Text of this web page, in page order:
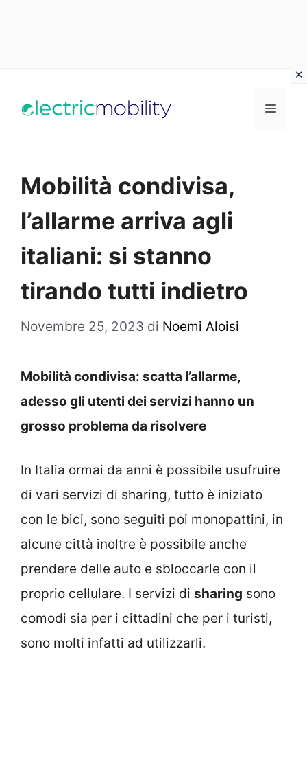
Menu
Mobilità condivisa,
l’allarme arriva agli
italiani: si stanno
tirando tutti indietro
Novembre 25, 2023 di Noemi Aloisi
Mobilità condivisa: scatta l’allarme,
adesso gli utenti dei servizi hanno un
grosso problema da risolvere
In Italia ormai da anni è possibile usufruire
di vari servizi di sharing, tutto è iniziato
con le bici, sono seguiti poi monopattini, in
alcune città inoltre è possibile anche
prendere delle auto e sbloccarle con il
proprio cellulare. I servizi di sharing sono
comodi sia per i cittadini che per i turisti,
sono molti infatti ad utilizzarli.